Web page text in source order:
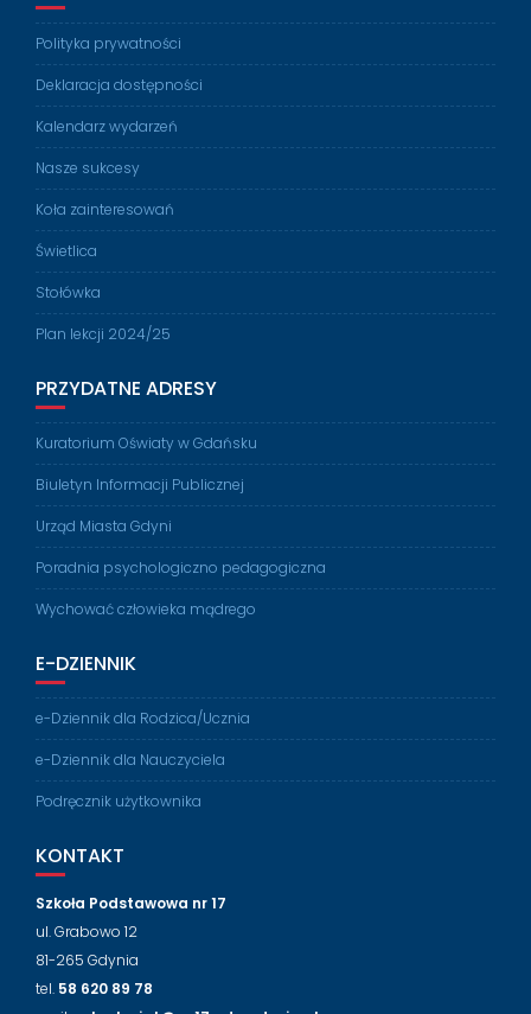
Polityka prywatności
Deklaracja dostępności
Kalendarz wydarzeń
Nasze sukcesy
Koła zainteresowań
Świetlica
Stołówka
Plan lekcji 2024/25
PRZYDATNE ADRESY
Kuratorium Oświaty w Gdańsku
Biuletyn Informacji Publicznej
Urząd Miasta Gdyni
Poradnia psychologiczno pedagogiczna
Wychować człowieka mądrego
E-DZIENNIK
e-Dziennik dla Rodzica/Ucznia
e-Dziennik dla Nauczyciela
Podręcznik użytkownika
KONTAKT
Szkoła Podstawowa nr 17
ul. Grabowo 12
81-265 Gdynia
tel. 58 620 89 78